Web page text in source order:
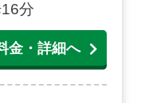
分
金・詳細へ